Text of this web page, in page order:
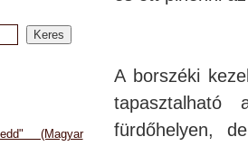
A borszéki
tapasztalható
fürdőhelyen,
(Magyar